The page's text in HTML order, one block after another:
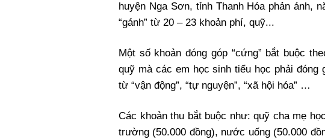
huyện Nga Sơn, tỉnh Thanh Hóa phản ánh,
“gánh” từ 20 – 23 khoản phí, quỹ...
Một số khoản đóng góp “cứng” bắt buộc
quỹ mà các em học sinh tiểu học phải đóng
từ “vận động”, “tự nguyện”, “xã hội hóa” …
Các khoản thu bắt buộc như: quỹ cha mẹ
trường (50.000 đồng), nước uống (50.000